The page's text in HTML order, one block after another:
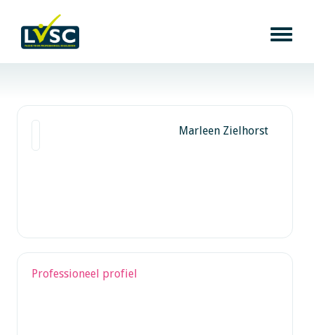
Marleen Zielhorst
Professioneel profiel